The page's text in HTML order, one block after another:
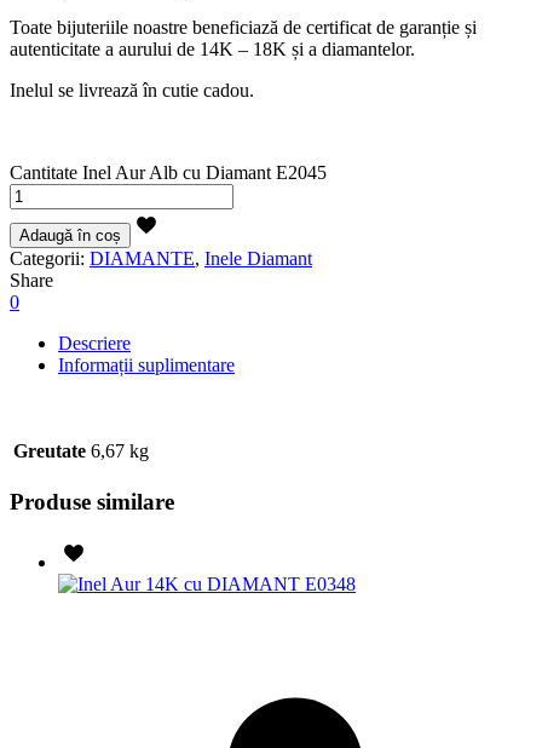
Toate bijuteriile noastre beneficiază de certificat de garanție și
autenticitate a aurului de 14K – 18K și a diamantelor.
Inelul se livrează în cutie cadou.
Cantitate Inel Aur Alb cu Diamant E2045
Adaugă în coș
Categorii: DIAMANTE, Inele Diamant
Share
0
Descriere
Informații suplimentare
Greutate 6,67 kg
Produse similare